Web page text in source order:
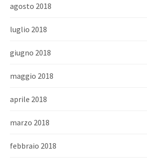
agosto 2018
luglio 2018
giugno 2018
maggio 2018
aprile 2018
marzo 2018
febbraio 2018